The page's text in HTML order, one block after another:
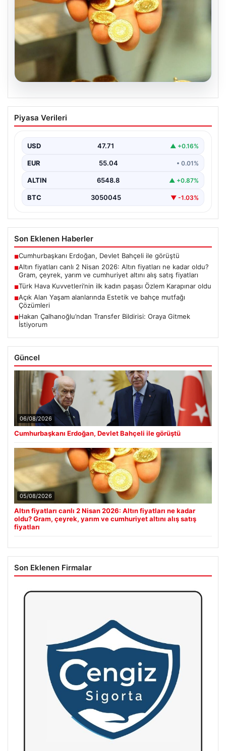
05.08.2026
Altın fiyatları canlı 2 Nisan 2026: Altın
fiyatları ne kadar oldu? Gram, çeyrek,
fiyatları
Piyasa Verileri
USD 47.71 ▲ +0.16%
EUR 55.04 • 0.01%
ALTIN 6548.8 ▲ +0.87%
BTC 3050045 ▼ -1.03%
Son Eklenen Haberler
■Cumhurbaşkanı Erdoğan, Devlet Bahçeli ile görüştü
■Altın fiyatları canlı 2 Nisan 2026: Altın fiyatları ne kadar oldu?
Gram, çeyrek, yarım ve cumhuriyet altını alış satış fiyatları
■Türk Hava Kuvvetleri’nin ilk kadın paşası Özlem Karapınar oldu
■Açık Alan Yaşam alanlarında Estetik ve bahçe mutfağı
Çözümleri
■Hakan Çalhanoğlu’ndan Transfer Bildirisi: Oraya Gitmek
İstiyorum
Güncel
06/08/2026
Cumhurbaşkanı Erdoğan, Devlet Bahçeli ile görüştü
05/08/2026
Altın fiyatları canlı 2 Nisan 2026: Altın fiyatları ne kadar
oldu? Gram, çeyrek, yarım ve cumhuriyet altını alış satış
fiyatları
Son Eklenen Firmalar